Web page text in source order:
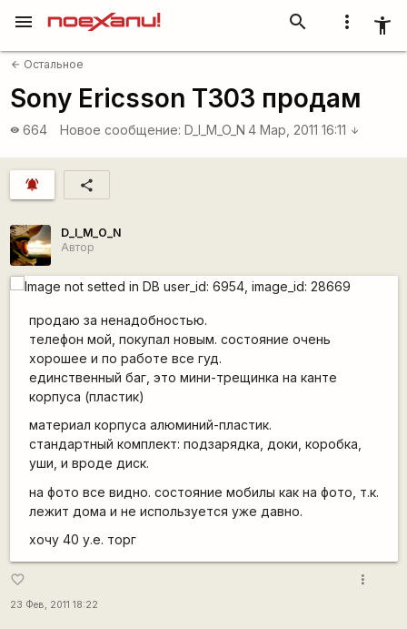
more_vert accessibility_new
search
menu
arrow_back Остальное
Sony Ericsson T303 продам
visibility 664 Новое сообщение: D_I_M_O_N 4 Мар, 2011 16:11 arrow_downward
notifications_active share
D_I_M_O_N
Автор
продаю за ненадобностью.
телефон мой, покупал новым. состояние очень
хорошее и по работе все гуд.
единственный баг, это мини-трещинка на канте
корпуса (пластик)
материал корпуса алюминий-пластик.
стандартный комплект: подзарядка, доки, коробка,
уши, и вроде диск.
на фото все видно. состояние мобилы как на фото, т.к.
лежит дома и не используется уже давно.
хочу 40 у.е. торг
favorite_border
23 Фев, 2011 18:22
more_vert